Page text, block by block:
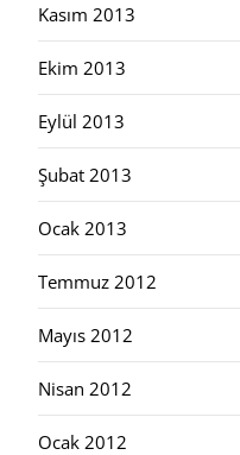
Kasım 2013
Ekim 2013
Eylül 2013
Şubat 2013
Ocak 2013
Temmuz 2012
Mayıs 2012
Nisan 2012
Ocak 2012